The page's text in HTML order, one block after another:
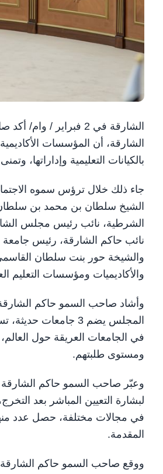
الشارقة في 2
الشارقة، أن المؤسسات
بالكيانات التعليمية وإداراتها،
جاء ذلك خلال ترؤس سموه
الشيخ سلطان بن محمد بن سلطان
الشرطية، نائب رئيس مجلس
نائب حاكم الشارقة، رئيس جامعة
والشيخة حور بنت سلطان
والأكاديميات ومؤسسات التعليم
وأشاد صاحب السمو حاكم
المجلس يضم 3
في الجامعات العريقة حول
ومستوى طلبتهم.
وعبّر صاحب السمو حاكم الشارقة
لبشارة التعيين المباشر بعد
في مجالات مختلفة، حصل عدد
المقدمة.
ووقع صاحب السمو حاكم الشارقة